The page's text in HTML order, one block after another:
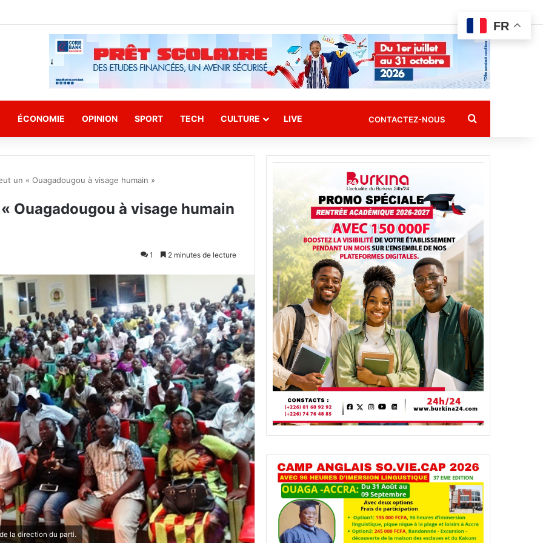
ÉCONOMIE OPINION SPORT TECH CULTURE LIVE CONTACTEZ-NOUS Rechercher
un « Ouagadougou à visage humain »
Ouagadougou à visage humain
1 2 minutes de lecture
la direction du parti.
FR